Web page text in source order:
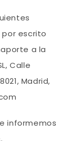
escrito
a la
Calle
Madrid,
informemos